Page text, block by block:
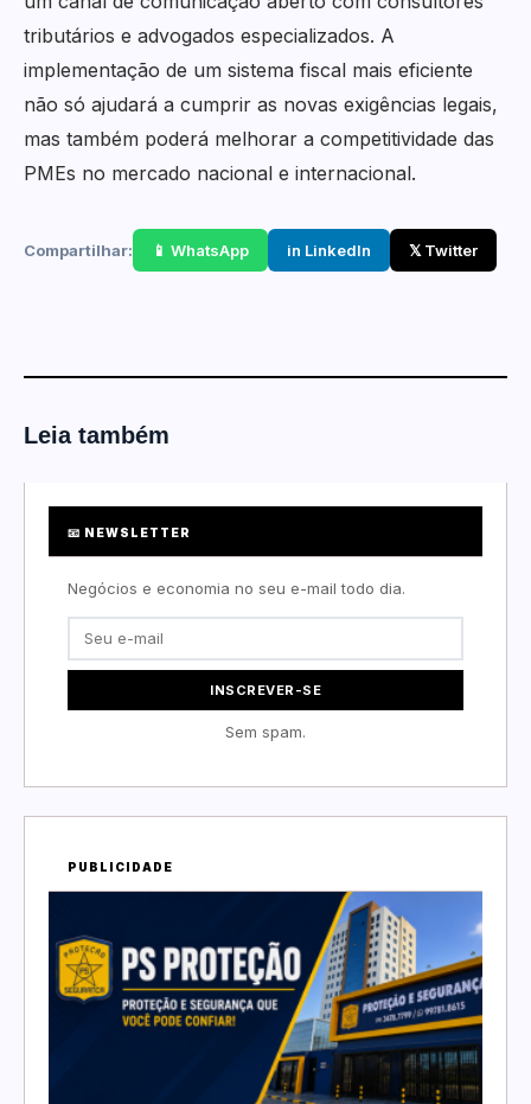
tributários e advogados especializados. A
implementação de um sistema fiscal mais eficiente
não só ajudará a cumprir as novas exigências legais,
mas também poderá melhorar a competitividade das
PMEs no mercado nacional e internacional.
Compartilhar: 📱 WhatsApp in LinkedIn 𝕏 Twitter
Leia também
📧 NEWSLETTER
Negócios e economia no seu e-mail todo dia.
INSCREVER-SE
Sem spam.
PUBLICIDADE